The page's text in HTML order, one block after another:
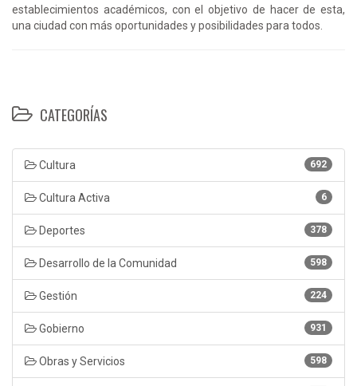
establecimientos académicos, con el objetivo de hacer de esta,
una ciudad con más oportunidades y posibilidades para todos.
CATEGORÍAS
692
Cultura
6
Cultura Activa
378
Deportes
598
Desarrollo de la Comunidad
224
Gestión
931
Gobierno
598
Obras y Servicios